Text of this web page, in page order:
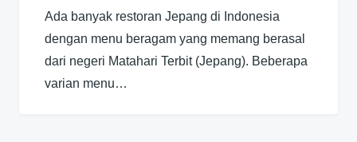
Ada banyak restoran Jepang di Indonesia
dengan menu beragam yang memang berasal
dari negeri Matahari Terbit (Jepang). Beberapa
varian menu…